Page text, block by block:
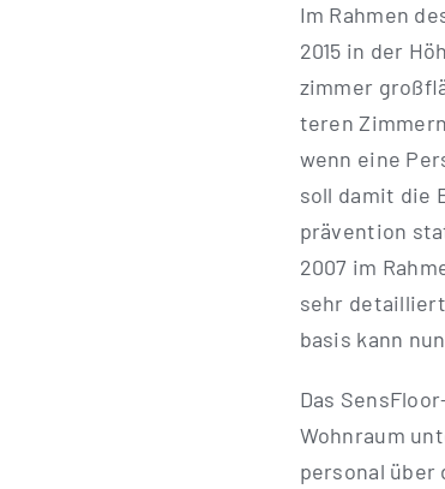
Im Rah­men
2015 in der
zim­mer
te­ren
wenn eine
soll damit die
prä­ven­ti­on
2007 im
sehr
ba­sis kann
Das
Wohn­raum
per­so­nal über